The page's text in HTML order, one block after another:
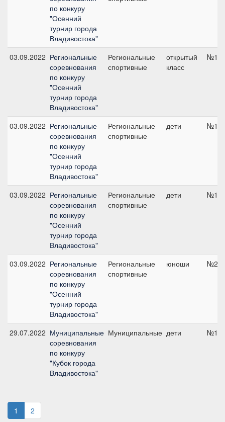
по конкуру
"Осенний
турнир города
Владивостока"
03.09.2022 Региональные
соревнования
по конкуру
"Осенний
турнир города
Владивостока"
Региональные
спортивные
открытый
класс
№1,
03.09.2022 Региональные
соревнования
по конкуру
"Осенний
турнир города
Владивостока"
Региональные
спортивные
дети №1,
03.09.2022 Региональные
соревнования
по конкуру
"Осенний
турнир города
Владивостока"
Региональные
спортивные
дети №1,
03.09.2022 Региональные
соревнования
по конкуру
"Осенний
турнир города
Владивостока"
Региональные
спортивные
юноши №2,
29.07.2022 Муниципальные
соревнования
по конкуру
"Кубок города
Владивостока"
Муниципальные дети №1,
1 2